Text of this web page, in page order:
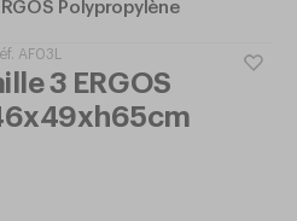
AF03L
3 ERGOS